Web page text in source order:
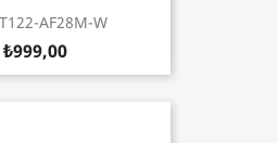
AF28M-W
₺999,00